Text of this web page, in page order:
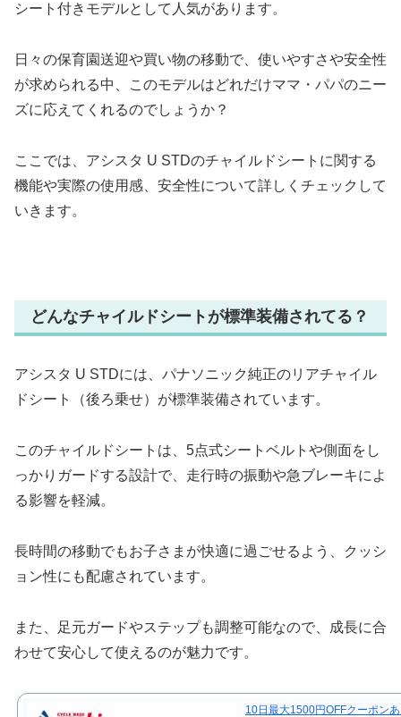
シート付きモデルとして人気があります。
日々の保育園送迎や買い物の移動で、使いやすさや安全性
が求められる中、このモデルはどれだけママ・パパのニー
ズに応えてくれるのでしょうか？
ここでは、アシスタ U STDのチャイルドシートに関する
機能や実際の使用感、安全性について詳しくチェックして
いきます。
どんなチャイルドシートが標準装備されてる？
アシスタ U STDには、パナソニック純正のリアチャイル
ドシート（後ろ乗せ）が標準装備されています。
このチャイルドシートは、5点式シートベルトや側面をし
っかりガードする設計で、走行時の振動や急ブレーキによ
る影響を軽減。
長時間の移動でもお子さまが快適に過ごせるよう、クッシ
ョン性にも配慮されています。
また、足元ガードやステップも調整可能なので、成長に合
わせて安心して使えるのが魅力です。
10日最大1500円OFFクーポン